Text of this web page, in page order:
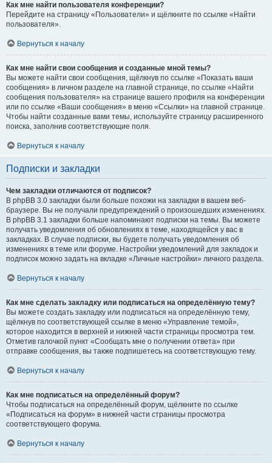
Как мне найти пользователя конференции?
Перейдите на страницу «Пользователи» и щёлкните по ссылке «Найти
пользователя».
Вернуться к началу
Как мне найти свои сообщения и созданные мной темы?
Вы можете найти свои сообщения, щёлкнув по ссылке «Показать ваши
сообщения» в личном разделе на главной странице, по ссылке «Найти
сообщения пользователя» на странице вашего профиля на конференции
или по ссылке «Ваши сообщения» в меню «Ссылки» на главной странице.
Чтобы найти созданные вами темы, используйте страницу расширенного
поиска, заполнив соответствующие поля.
Вернуться к началу
Подписки и закладки
Чем закладки отличаются от подписок?
В phpBB 3.0 закладки были больше похожи на закладки в вашем веб-
браузере. Вы не получали предупреждений о произошедших изменениях.
В phpBB 3.1 закладки больше напоминают подписки на темы. Вы можете
получать уведомления об обновлениях в теме, находящейся у вас в
закладках. В случае подписки, вы будете получать уведомления об
изменениях в теме или форуме. Настройки уведомлений для закладок и
подписок можно задать на вкладке «Личные настройки» личного раздела.
Вернуться к началу
Как мне сделать закладку или подписаться на определённую тему?
Вы можете создать закладку или подписаться на определённую тему,
щёлкнув по соответствующей ссылке в меню «Управление темой»,
которое находится в верхней и нижней части страницы просмотра тем.
Отметив галочкой пункт «Сообщать мне о получении ответа» при
отправке сообщения, вы также подпишетесь на соответствующую тему.
Вернуться к началу
Как мне подписаться на определённый форум?
Чтобы подписаться на определённый форум, щёлкните по ссылке
«Подписаться на форум» в нижней части страницы просмотра
соответствующего форума.
Вернуться к началу